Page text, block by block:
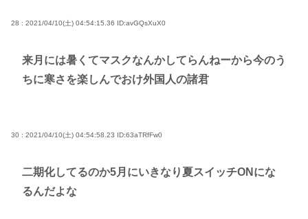
28 : 2021/04/10(土) 04:54:15.36 ID:avGQsXuX0
来月には暑くてマスクなんかしてらんねーから今のう
ちに寒さを楽しんでおけ外国人の諸君
30 : 2021/04/10(土) 04:54:58.23 ID:63aTRfFw0
二期化してるのか5月にいきなり夏スイッチONにな
るんだよな